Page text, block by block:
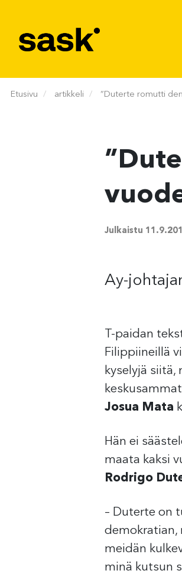
Etusivu artikkeli ”Duterte romutti
Julkaistu
Ay-
T-paidan
Filippiineillä
kyselyjä siitä,
Josua Mata
Hän ei
maata kaksi
Rodrigo
– Duterte on
demokratian,
meidän
minä kutsun